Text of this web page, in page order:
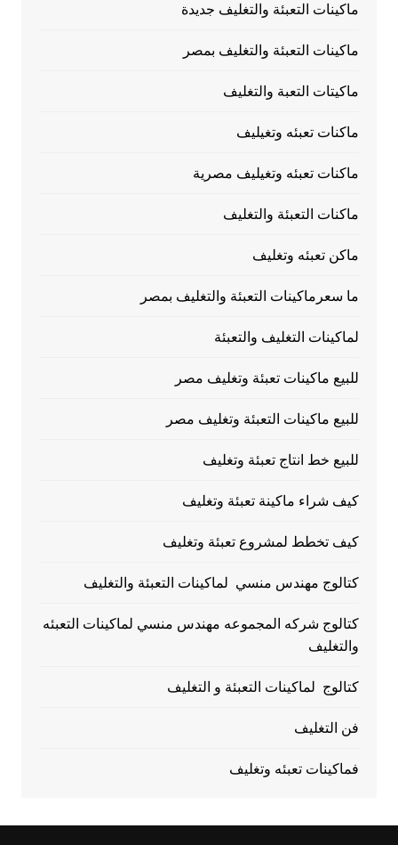
ماكينات التعبئة والتغليف جديدة
ماكينات التعبئة والتغليف بمصر
ماكيتات التعبة والتغليف
ماكنات تعبئه وتغيليف
ماكنات تعبئه وتغيليف مصرية
ماكنات التعبئة والتغليف
ماكن تعبئه وتغليف
ما سعرماكينات التعبئة والتغليف بمصر
لماكينات التغليف والتعبئة
للبيع ماكينات تعبئة وتغليف مصر
للبيع ماكينات التعبئة وتغليف مصر
للبيع خط انتاج تعبئة وتغليف
كيف شراء ماكينة تعبئة وتغليف
كيف تخطط لمشروع تعبئة وتغليف
كتالوج مهندس منسي لماكينات التعبئة والتغليف
كتالوج شركه المجموعه مهندس منسي لماكينات التعبئه
والتغليف
كتالوج لماكينات التعبئة و التغليف
فن التغليف
فماكينات تعبئه وتغليف